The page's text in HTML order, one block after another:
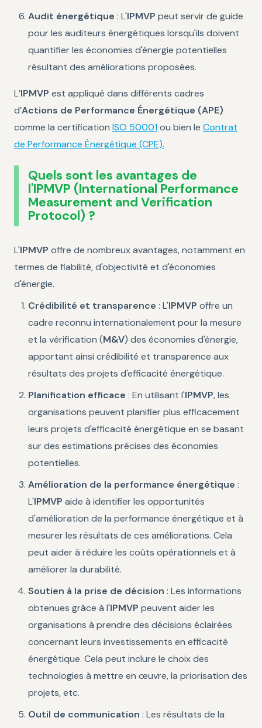
Audit énergétique : L'IPMVP peut servir de guide
pour les auditeurs énergétiques lorsqu'ils doivent
quantifier les économies d'énergie potentielles
résultant des améliorations proposées.
L’IPMVP est appliqué dans différents cadres
d’Actions de Performance Énergétique (APE)
comme la certification ISO 50001 ou bien le Contrat
de Performance Énergétique (CPE).
Quels sont les avantages de
l'IPMVP (International Performance
Measurement and Verification
Protocol) ?
L'IPMVP offre de nombreux avantages, notamment en
termes de fiabilité, d'objectivité et d'économies
d'énergie.
Crédibilité et transparence : L'IPMVP offre un
cadre reconnu internationalement pour la mesure
et la vérification (M&V) des économies d'énergie,
apportant ainsi crédibilité et transparence aux
résultats des projets d'efficacité énergétique.
Planification efficace : En utilisant l'IPMVP, les
organisations peuvent planifier plus efficacement
leurs projets d'efficacité énergétique en se basant
sur des estimations précises des économies
potentielles.
Amélioration de la performance énergétique :
L'IPMVP aide à identifier les opportunités
d'amélioration de la performance énergétique et à
mesurer les résultats de ces améliorations. Cela
peut aider à réduire les coûts opérationnels et à
améliorer la durabilité.
Soutien à la prise de décision : Les informations
obtenues grâce à l'IPMVP peuvent aider les
organisations à prendre des décisions éclairées
concernant leurs investissements en efficacité
énergétique. Cela peut inclure le choix des
technologies à mettre en œuvre, la priorisation des
projets, etc.
Outil de communication : Les résultats de la